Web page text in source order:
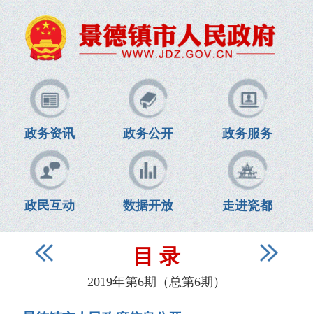
政务资讯 政务公开 政务服务
政民互动 数据开放 走进瓷都
目 录
2019年第6期（总第6期）